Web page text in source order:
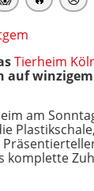
Tierheim
auf
am
komplette